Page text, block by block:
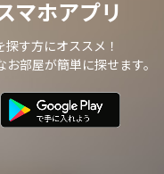
マホアプリ
す方にオススメ！
部屋が簡単に探せます。